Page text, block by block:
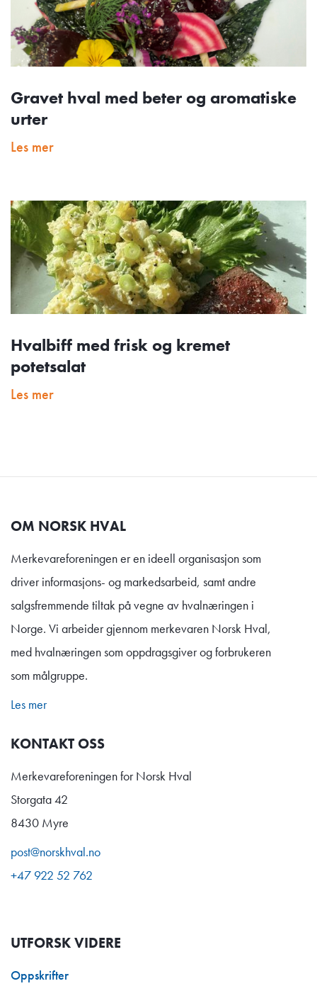
Gravet hval med beter og aromatiske
urter
Les mer
Hvalbiff med frisk og kremet
potetsalat
Les mer
OM NORSK HVAL
Merkevareforeningen er en ideell organisasjon som
driver informasjons- og markedsarbeid, samt andre
salgsfremmende tiltak på vegne av hvalnæringen i
Norge. Vi arbeider gjennom merkevaren Norsk Hval,
med hvalnæringen som oppdragsgiver og forbrukeren
som målgruppe.
Les mer
KONTAKT OSS
Merkevareforeningen for Norsk Hval
Storgata 42
8430 Myre
post@norskhval.no
+47 922 52 762
UTFORSK VIDERE
Oppskrifter